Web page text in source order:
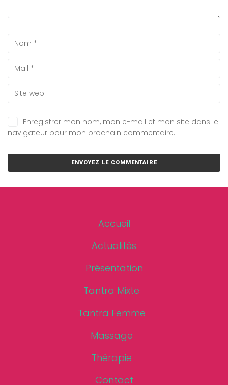
Enregistrer mon nom, mon e-mail et mon site dans le
navigateur pour mon prochain commentaire.
Accueil
Actualités
Présentation
Tantra Mixte
Tantra Femme
Massage
Thérapie
Contact